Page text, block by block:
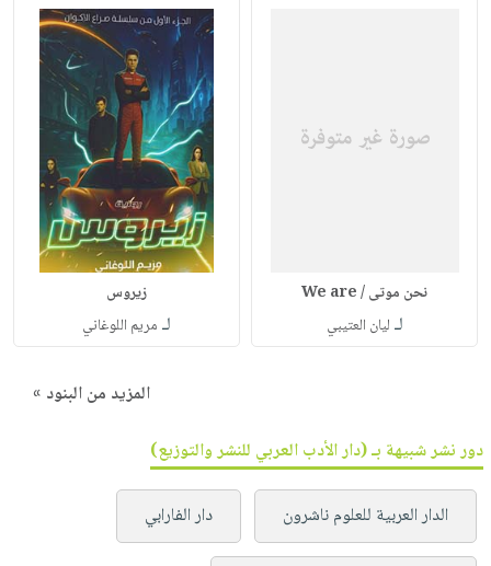
نحن موتى / We are
لـ ليان العتيبي
زيروس
لـ مريم اللوغاني
المزيد من البنود »
دور نشر شبيهة بـ (دار الأدب العربي للنشر والتوزيع)
الدار العربية للعلوم ناشرون دار الفارابي